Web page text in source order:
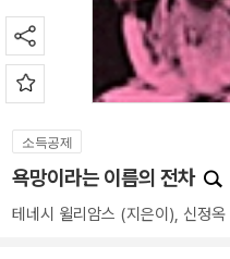
소득공제
욕망이라는 이름의 전차
테네시 윌리암스 (지은이), 신정옥